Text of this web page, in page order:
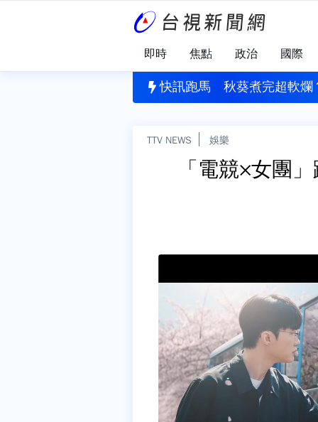
即時 焦點 政治 國際
快訊跑馬
一次？台電公布答案 「1晾乾習慣」恐害濾網報銷
秋葵煮完超軟爛
TTV NEWS 娛樂
「電競×女團